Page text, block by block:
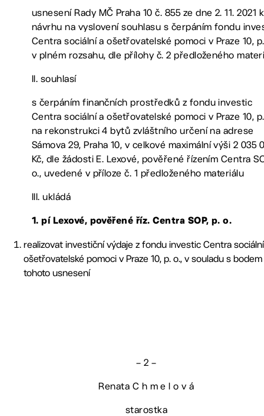
usnesení Rady MČ Praha 10 č. 855 ze dne 2. 11. 2021 k
návrhu na vyslovení souhlasu s čerpáním fondu
Centra sociální a ošetřovatelské pomoci v Praze 10,
v plném rozsahu, dle přílohy č. 2 předloženého
II. souhlasí
s čerpáním finančních prostředků z fondu investic
Centra sociální a ošetřovatelské pomoci v Praze 10,
na rekonstrukci 4 bytů zvláštního určení na adrese
Sámova 29, Praha 10, v celkové maximální výši 2 035
Kč, dle žádosti E. Lexové, pověřené řízením Centra
o., uvedené v příloze č. 1 předloženého materiálu
III. ukládá
1. pí Lexové, pověřené říz. Centra SOP, p. o.
realizovat investiční výdaje z fondu investic Centra
ošetřovatelské pomoci v Praze 10, p. o., v souladu s bodem
tohoto usnesení
– 2 –
Renata C h m e l o v á
starostka